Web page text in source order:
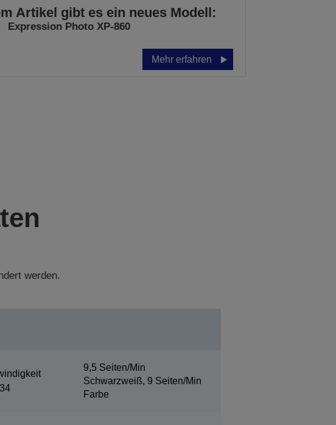
Artikel gibt es ein neues Modell:
Expression Photo XP-860
Mehr erfahren
werden.
9,5 Seiten/Min
Schwarzweiß, 9 Seiten/Min
Farbe